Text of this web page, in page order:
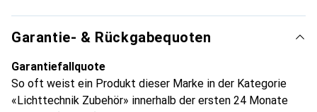
Garantie- & Rückgabequoten
Garantiefallquote
So oft weist ein Produkt dieser Marke in der Kategorie
«Lichttechnik Zubehör» innerhalb der ersten 24 Monate